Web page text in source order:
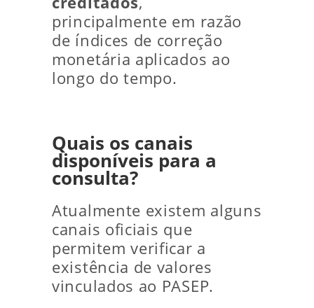
principalmente em razão
de índices de correção
monetária aplicados ao
longo do tempo.
Quais os canais
disponíveis para a
consulta?
Atualmente existem alguns
canais oficiais que
permitem verificar a
existência de valores
vinculados ao PASEP.